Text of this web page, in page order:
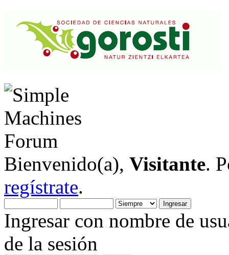
Bienvenido(a), Visitante.
regístrate.
Ingresar con nombre de
de la sesión